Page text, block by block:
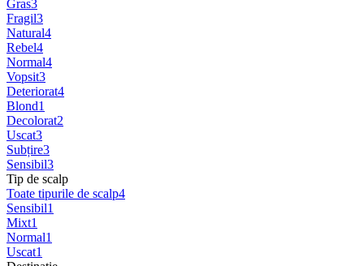
Gras3
Fragil3
Natural4
Rebel4
Normal4
Vopsit3
Deteriorat4
Blond1
Decolorat2
Uscat3
Subțire3
Sensibil3
Tip de scalp
Toate tipurile de scalp4
Sensibil1
Mixt1
Normal1
Uscat1